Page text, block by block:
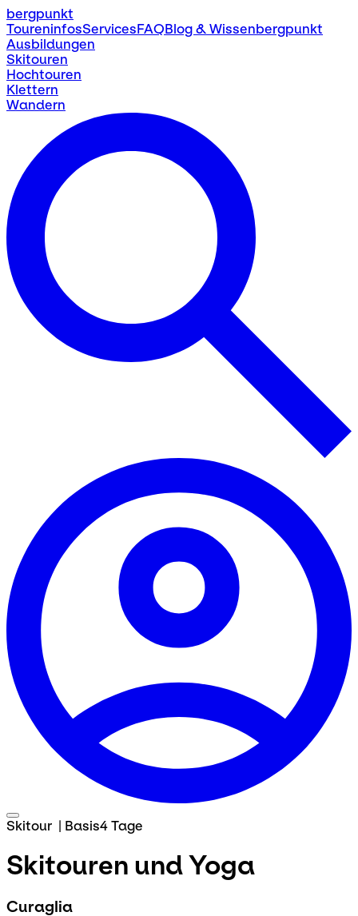
bergpunkt
ToureninfosServicesFAQBlog & Wissenbergpunkt
Ausbildungen
Skitouren
Hochtouren
Klettern
Wandern
Skitour | Basis4 Tage
Skitouren und Yoga
Curaglia